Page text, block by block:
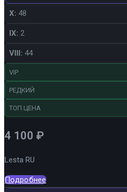
X: 48
IX: 2
VIII: 44
VIP
РЕДКИЙ
ТОП ЦЕНА
4 100 ₽
Lesta RU
Подробнее